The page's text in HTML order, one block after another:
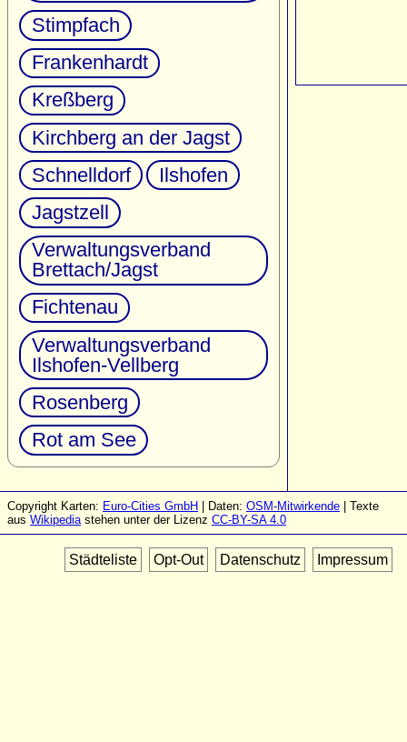
Stimpfach
Frankenhardt
Kreßberg
Kirchberg an der Jagst
Schnelldorf
Ilshofen
Jagstzell
Verwaltungsverband
Brettach/Jagst
Fichtenau
Verwaltungsverband
Ilshofen-Vellberg
Rosenberg
Rot am See
Copyright Karten: Euro-Cities GmbH | Daten: OSM-Mitwirkende | Texte
aus Wikipediastehen unter der Lizenz CC-BY-SA 4.0
Städteliste Opt-Out Datenschutz Impressum